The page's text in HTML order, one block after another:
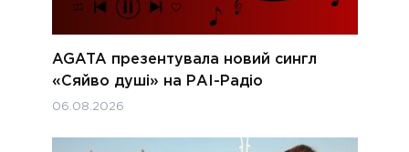
AGATA презентувала новий сингл
«Сяйво душі» на РАІ-Радіо
06.08.2026